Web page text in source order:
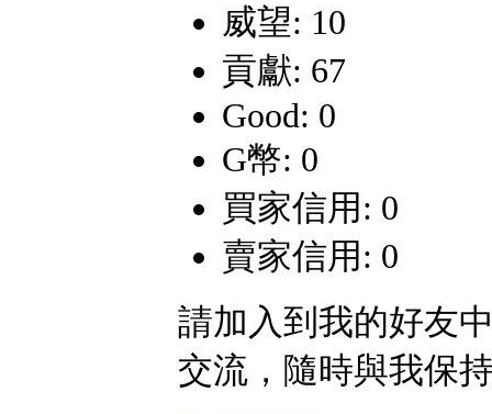
威望: 10
貢獻: 67
Good: 0
G幣: 0
買家信用: 0
賣家信用: 0
請加入到我的好友
交流，隨時與我保